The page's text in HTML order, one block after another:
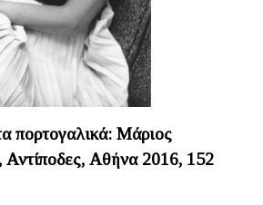
πορτογαλικά: Μάριος
Αντίποδες, Αθήνα 2016, 152